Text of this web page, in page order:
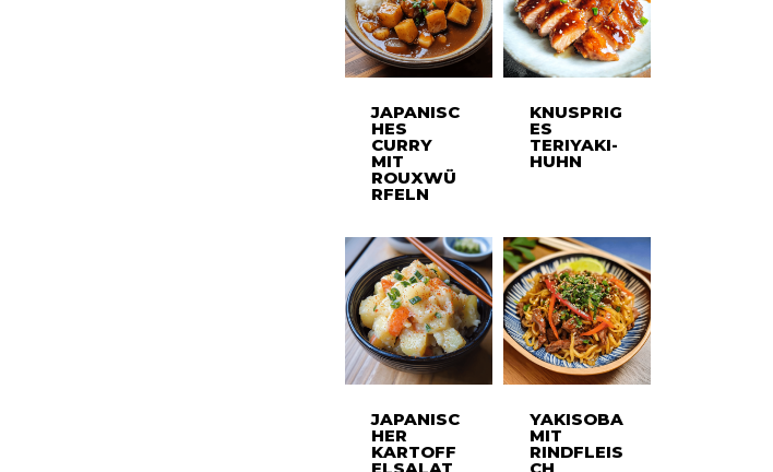
JAPANISC
HES
CURRY
MIT
ROUXWÜ
RFELN
KNUSPRIG
ES
TERIYAKI-
HUHN
JAPANISC
HER
KARTOFF
YAKISOBA
MIT
RINDFLEIS